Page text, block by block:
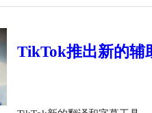
TikTok推出新的辅